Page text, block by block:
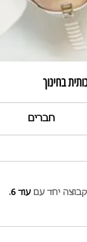
בחינוך
חברים
יחד עם עוד 6 .